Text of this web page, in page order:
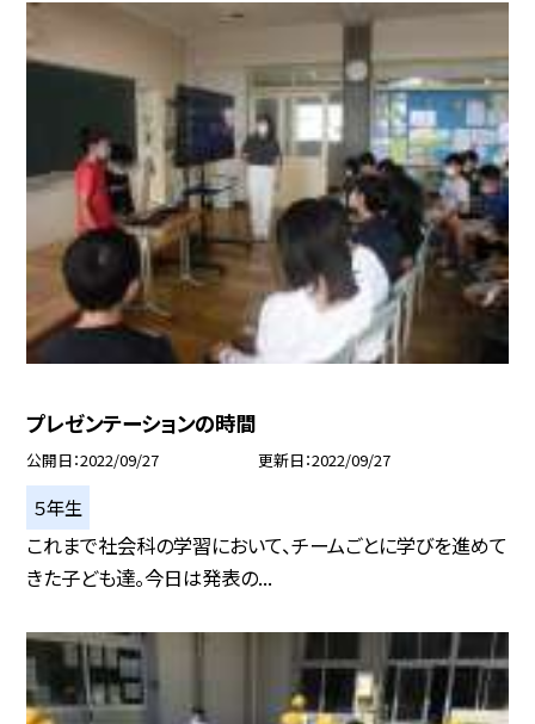
プレゼンテーションの時間
公開日 2022/09/27 更新日 2022/09/27
５年生
これまで社会科の学習において、チームごとに学びを進めて
きた子ども達。今日は発表の...